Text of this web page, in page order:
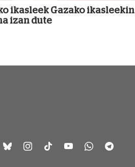
ikasleek Gazako ikasleekin
izan dute